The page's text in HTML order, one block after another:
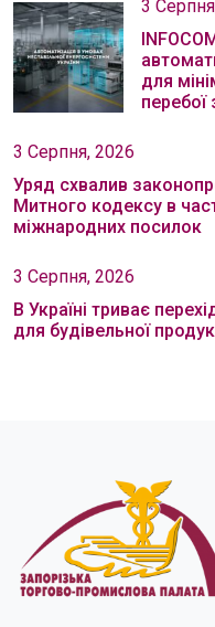
3
для
3 Серпня, 2026
Уряд схвалив
Митного кодексу в
міжнародних посилок
3 Серпня, 2026
В Україні триває
для будівельної